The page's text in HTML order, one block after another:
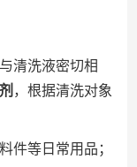
清洗液密切相
，根据清洗对象
件等日常用品；